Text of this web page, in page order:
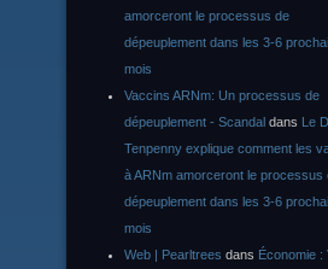
amorceront le processus de
dépeuplement dans les 3-6
mois
Vaccins ARNm: Un processus de
dépeuplement - Scandal dans Le
Tenpenny explique comment les
à ARNm amorceront le processus
dépeuplement dans les 3-6
mois
Web | Pearltrees dans Économie :